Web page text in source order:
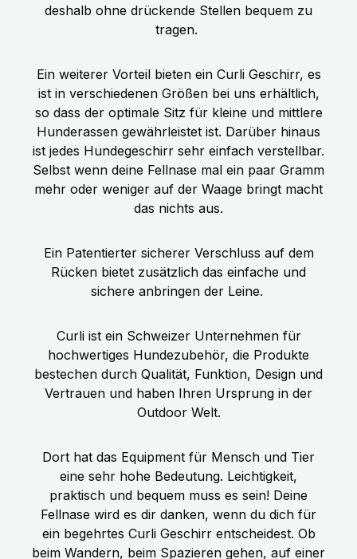
deshalb ohne drückende Stellen bequem zu
tragen.
Ein weiterer Vorteil bieten ein Curli Geschirr, es
ist in verschiedenen Größen bei uns erhältlich,
so dass der optimale Sitz für kleine und mittlere
Hunderassen gewährleistet ist. Darüber hinaus
ist jedes Hundegeschirr sehr einfach verstellbar.
Selbst wenn deine Fellnase mal ein paar Gramm
mehr oder weniger auf der Waage bringt macht
das nichts aus.
Ein Patentierter sicherer Verschluss auf dem
Rücken bietet zusätzlich das einfache und
sichere anbringen der Leine.
Curli ist ein Schweizer Unternehmen für
hochwertiges Hundezubehör, die Produkte
bestechen durch Qualität, Funktion, Design und
Vertrauen und haben Ihren Ursprung in der
Outdoor Welt.
Dort hat das Equipment für Mensch und Tier
eine sehr hohe Bedeutung. Leichtigkeit,
praktisch und bequem muss es sein! Deine
Fellnase wird es dir danken, wenn du dich für
ein begehrtes Curli Geschirr entscheidest. Ob
beim Wandern, beim Spazieren gehen, auf einer